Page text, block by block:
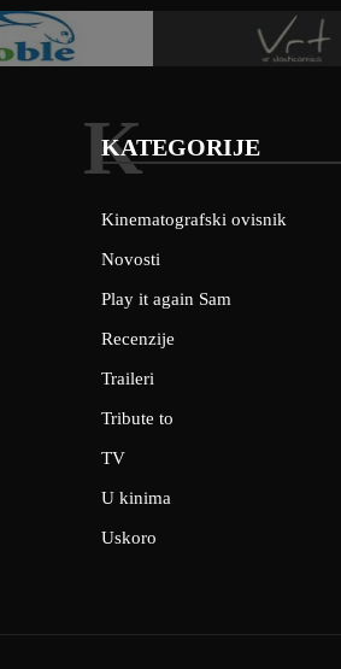
KATEGORIJE
K
Kinematografski ovisnik
Novosti
Play it again Sam
Recenzije
Traileri
Tribute to
TV
U kinima
Uskoro